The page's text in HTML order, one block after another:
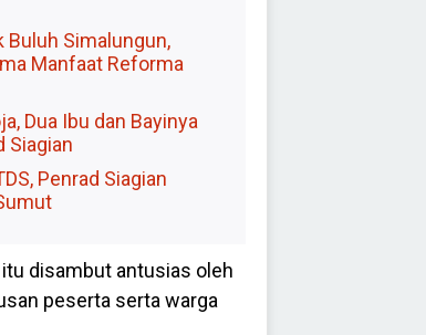
Buluh Simalungun,
Manfaat Reforma
Dua Ibu dan Bayinya
Siagian
Penrad Siagian
disambut antusias oleh
peserta serta warga